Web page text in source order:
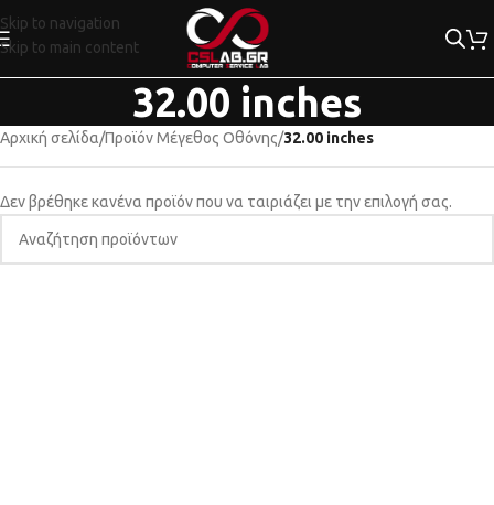
Skip to navigation
Skip to main content
32.00 inches
Αρχική σελίδα/Προϊόν Μέγεθος Οθόνης/32.00 inches
Δεν βρέθηκε κανένα προϊόν που να ταιριάζει με την επιλογή σας.